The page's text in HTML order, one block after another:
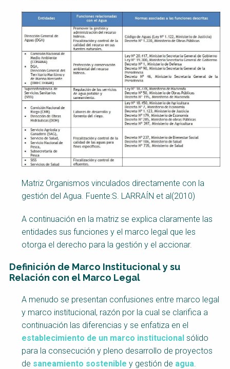
Matriz Organismos vinculados directamente con la
gestión del Agua. Fuente:S. LARRAÍN et al(2010)
A continuación en la matriz se explica claramente las
entidades sus funciones y el marco legal que les
otorga el derecho para la gestión y el accionar.
Definición de Marco Institucional y su
Relación con el Marco Legal
Factsheet
Block
Body
A menudo se presentan confusiones entre marco legal
y marco institucional, razón por la cual se clarifica a
continuación las diferencias y se enfatiza en el
establecimiento de un marco institucional sólido
para la consecución y pleno desarrollo de proyectos
de saneamiento sostenible y gestión de agua.